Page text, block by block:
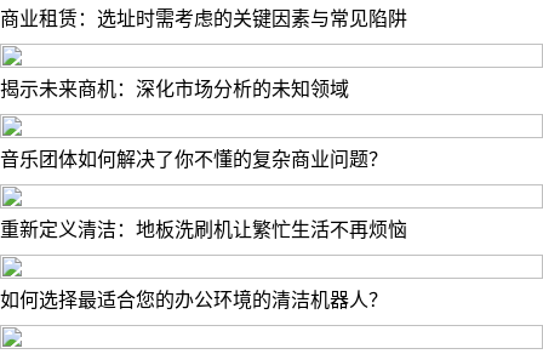
商业租赁：选址时需考虑的关键因素与常见陷阱
揭示未来商机：深化市场分析的未知领域
音乐团体如何解决了你不懂的复杂商业问题？
重新定义清洁：地板洗刷机让繁忙生活不再烦恼
如何选择最适合您的办公环境的清洁机器人？